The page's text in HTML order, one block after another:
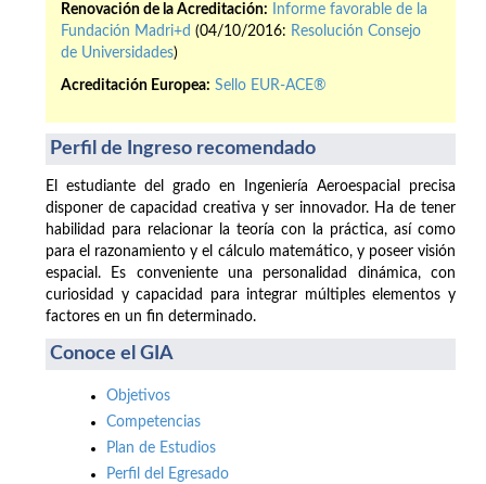
Renovación de la Acreditación:
Informe favorable de la
Fundación Madri+d (04/10/2016: Resolución Consejo
de Universidades)
Acreditación Europea: Sello EUR-ACE®
Perfil de Ingreso recomendado
El estudiante del grado en Ingeniería Aeroespacial precisa
disponer de capacidad creativa y ser innovador. Ha de tener
habilidad para relacionar la teoría con la práctica, así como
para el razonamiento y el cálculo matemático, y poseer visión
espacial. Es conveniente una personalidad dinámica, con
curiosidad y capacidad para integrar múltiples elementos y
factores en un fin determinado.
Conoce el GIA
Objetivos
Competencias
Plan de Estudios
Perfil del Egresado